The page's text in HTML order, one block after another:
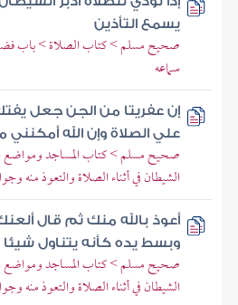
يسمع التأذين
صحيح مسلم > كتاب الصلاة > باب
سماعه
إن عفريتا من الجن جعل
علي الصلاة وإن الله أمكنني
صحيح مسلم > كتاب المساجد ومواضع
الشيطان في أثناء الصلاة والتعوذ منه
أعوذ بالله منك ثم قال ألعنك
وبسط يده كأنه يتناول شيئا
صحيح مسلم > كتاب المساجد ومواضع
الشيطان في أثناء الصلاة والتعوذ منه